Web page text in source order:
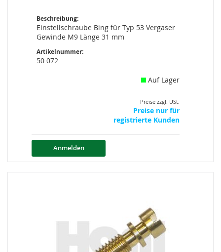
Beschreibung:
Einstellschraube Bing für Typ 53 Vergaser
Gewinde M9 Länge 31 mm
Artikelnummer:
50 072
Auf Lager
Preise zzgl. USt.
Preise nur für
registrierte Kunden
Anmelden